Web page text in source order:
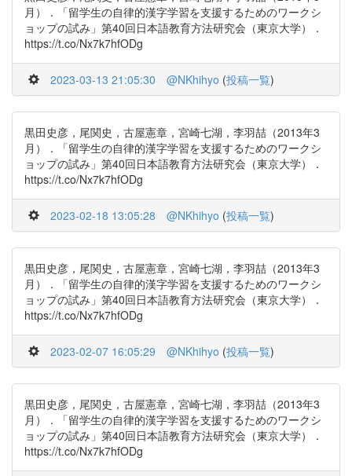
月）．「留学生の自律的漢字学習を支援するためのワークシ
ョップの試み」第40回日本語教育方法研究会（東京大学）．
https://t.co/Nx7k7hfODg
2023-03-13 21:05:30 @NKhihyo (投稿一覧)
黒田史彦，尾関史，古屋憲章，宮崎七湖，李羽喆（2013年3
月）．「留学生の自律的漢字学習を支援するためのワークシ
ョップの試み」第40回日本語教育方法研究会（東京大学）．
https://t.co/Nx7k7hfODg
2023-02-18 13:05:28 @NKhihyo (投稿一覧)
黒田史彦，尾関史，古屋憲章，宮崎七湖，李羽喆（2013年3
月）．「留学生の自律的漢字学習を支援するためのワークシ
ョップの試み」第40回日本語教育方法研究会（東京大学）．
https://t.co/Nx7k7hfODg
2023-02-07 16:05:29 @NKhihyo (投稿一覧)
黒田史彦，尾関史，古屋憲章，宮崎七湖，李羽喆（2013年3
月）．「留学生の自律的漢字学習を支援するためのワークシ
ョップの試み」第40回日本語教育方法研究会（東京大学）．
https://t.co/Nx7k7hfODg